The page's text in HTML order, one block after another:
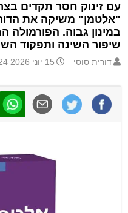
עם זינוק חסר תקדים
"אלטמן" משיקה את הדור
במינון גבוה.
שיפור השינה ותפקוד
דורית סוסי 15 יוני 2026 12:24